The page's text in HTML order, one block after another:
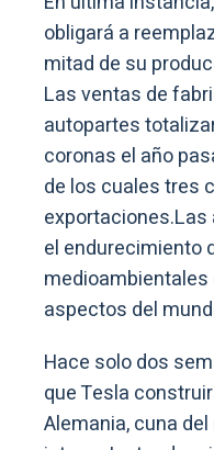
obligará a
mitad de su
Las ventas de
autopartes
coronas el año
de los cuales tres
el endurecimiento
aspectos del
Hace solo dos
que Tesla
Alemania, cuna